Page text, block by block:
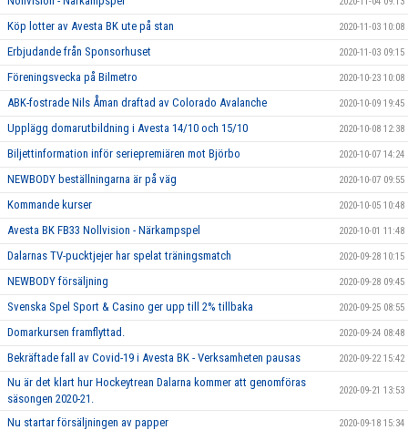
Köp lotter av Avesta BK ute på stan 2020-11-03 10:08
Erbjudande från Sponsorhuset 2020-11-03 09:15
Föreningsvecka på Bilmetro 2020-10-23 10:08
ABK-fostrade Nils Åman draftad av Colorado Avalanche 2020-10-09 19:45
Upplägg domarutbildning i Avesta 14/10 och 15/10 2020-10-08 12:38
Biljettinformation inför seriepremiären mot Björbo 2020-10-07 14:24
NEWBODY beställningarna är på väg 2020-10-07 09:55
Kommande kurser 2020-10-05 10:48
Avesta BK FB33 Nollvision - Närkampspel 2020-10-01 11:48
Dalarnas TV-pucktjejer har spelat träningsmatch 2020-09-28 10:15
NEWBODY försäljning 2020-09-28 09:45
Svenska Spel Sport & Casino ger upp till 2% tillbaka 2020-09-25 08:55
Domarkursen framflyttad. 2020-09-24 08:48
Bekräftade fall av Covid-19 i Avesta BK - Verksamheten pausas 2020-09-22 15:42
Nu är det klart hur Hockeytrean Dalarna kommer att genomföras
säsongen 2020-21.
2020-09-21 13:53
Nu startar försäljningen av papper 2020-09-18 15:34